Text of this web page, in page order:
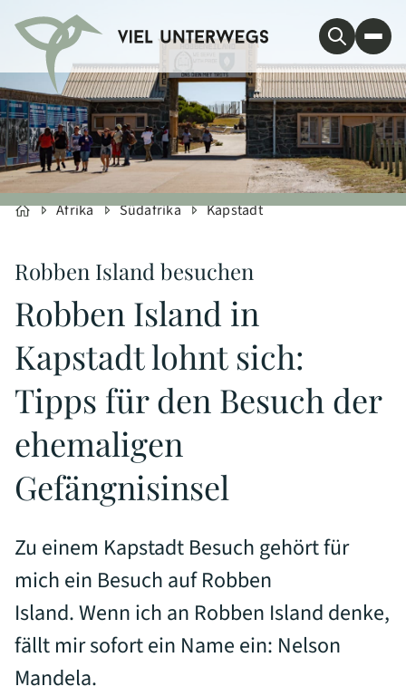
Afrika Südafrika Kapstadt
Robben Island besuchen
Robben Island in
Kapstadt lohnt sich:
Tipps für den Besuch der
ehemaligen
Gefängnisinsel
Zu einem Kapstadt Besuch gehört für
mich ein Besuch auf Robben
Island. Wenn ich an Robben Island denke,
fällt mir sofort ein Name ein: Nelson
Mandela.